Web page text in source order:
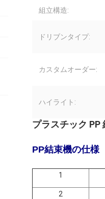
組立構造:
ドリブンタイプ:
カスタムオーダー:
ハイライト:
プラスチック PP
PP結束機の仕様
1
2